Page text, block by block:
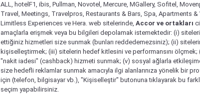
ALL, hotelF1, ibis, Pullman, Novotel, Mercure, MGallery, Sofitel,
Travel, Meetings, Travelpros, Restaurants & Bars, Spa, Apartments &
Limitless Experiences ve Hera. web sitelerinde, Accor ve ortakları
amaçlarla erişmek veya bu bilgileri depolamak istemektedir: (i)
ettiğiniz hizmetleri size sunmak (bunları reddedemezsiniz); (ii)
kişiselleştirmek; (iii) sitelerin hedef kitlesini ve performansını
"nakit iadesi" (cashback) hizmeti sunmak; (v) sosyal ağlarla
size hedefli reklamlar sunmak amacıyla ilgi alanlarınıza yönelik bir
için (telefon, bilgisayar vb.), "Kişiselleştir" butonuna tıklayarak bu
seçim yapabilirsiniz.